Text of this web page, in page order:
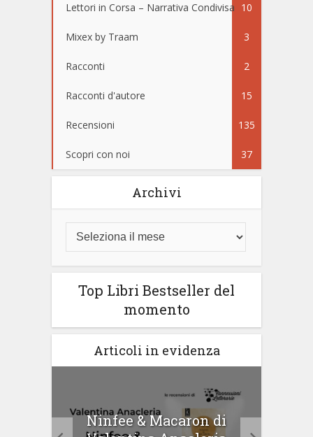
Lettori in Corsa – Narrativa Condivisa 10
Mixex by Traam 3
Racconti 2
Racconti d'autore 15
Recensioni 135
Scopri con noi 37
Archivi
Top Libri Bestseller del
momento
Articoli in evidenza
Ninfee & Macaron di